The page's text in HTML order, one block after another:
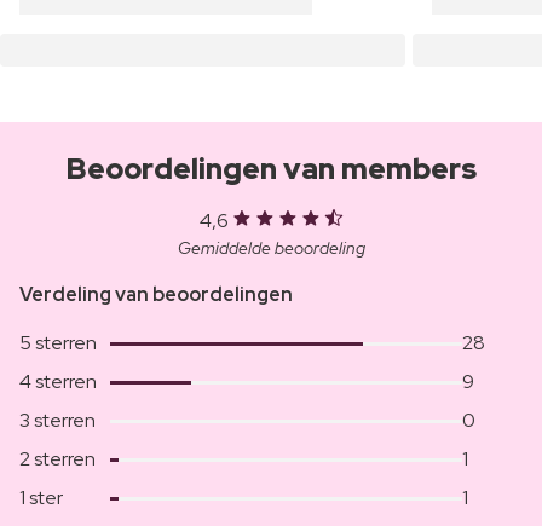
Beoordelingen van members
4,6
Gemiddelde beoordeling
Verdeling van beoordelingen
5 sterren
28
4 sterren
9
3 sterren
0
2 sterren
1
1 ster
1